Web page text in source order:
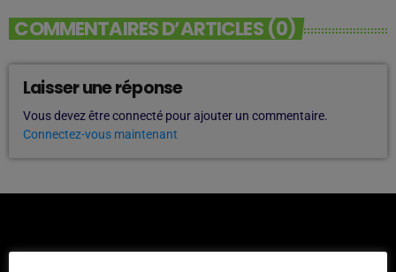
COMMENTAIRES D’ARTICLES (0)
Laisser une réponse
Vous devez être connecté pour ajouter un commentaire.
Connectez-vous maintenant